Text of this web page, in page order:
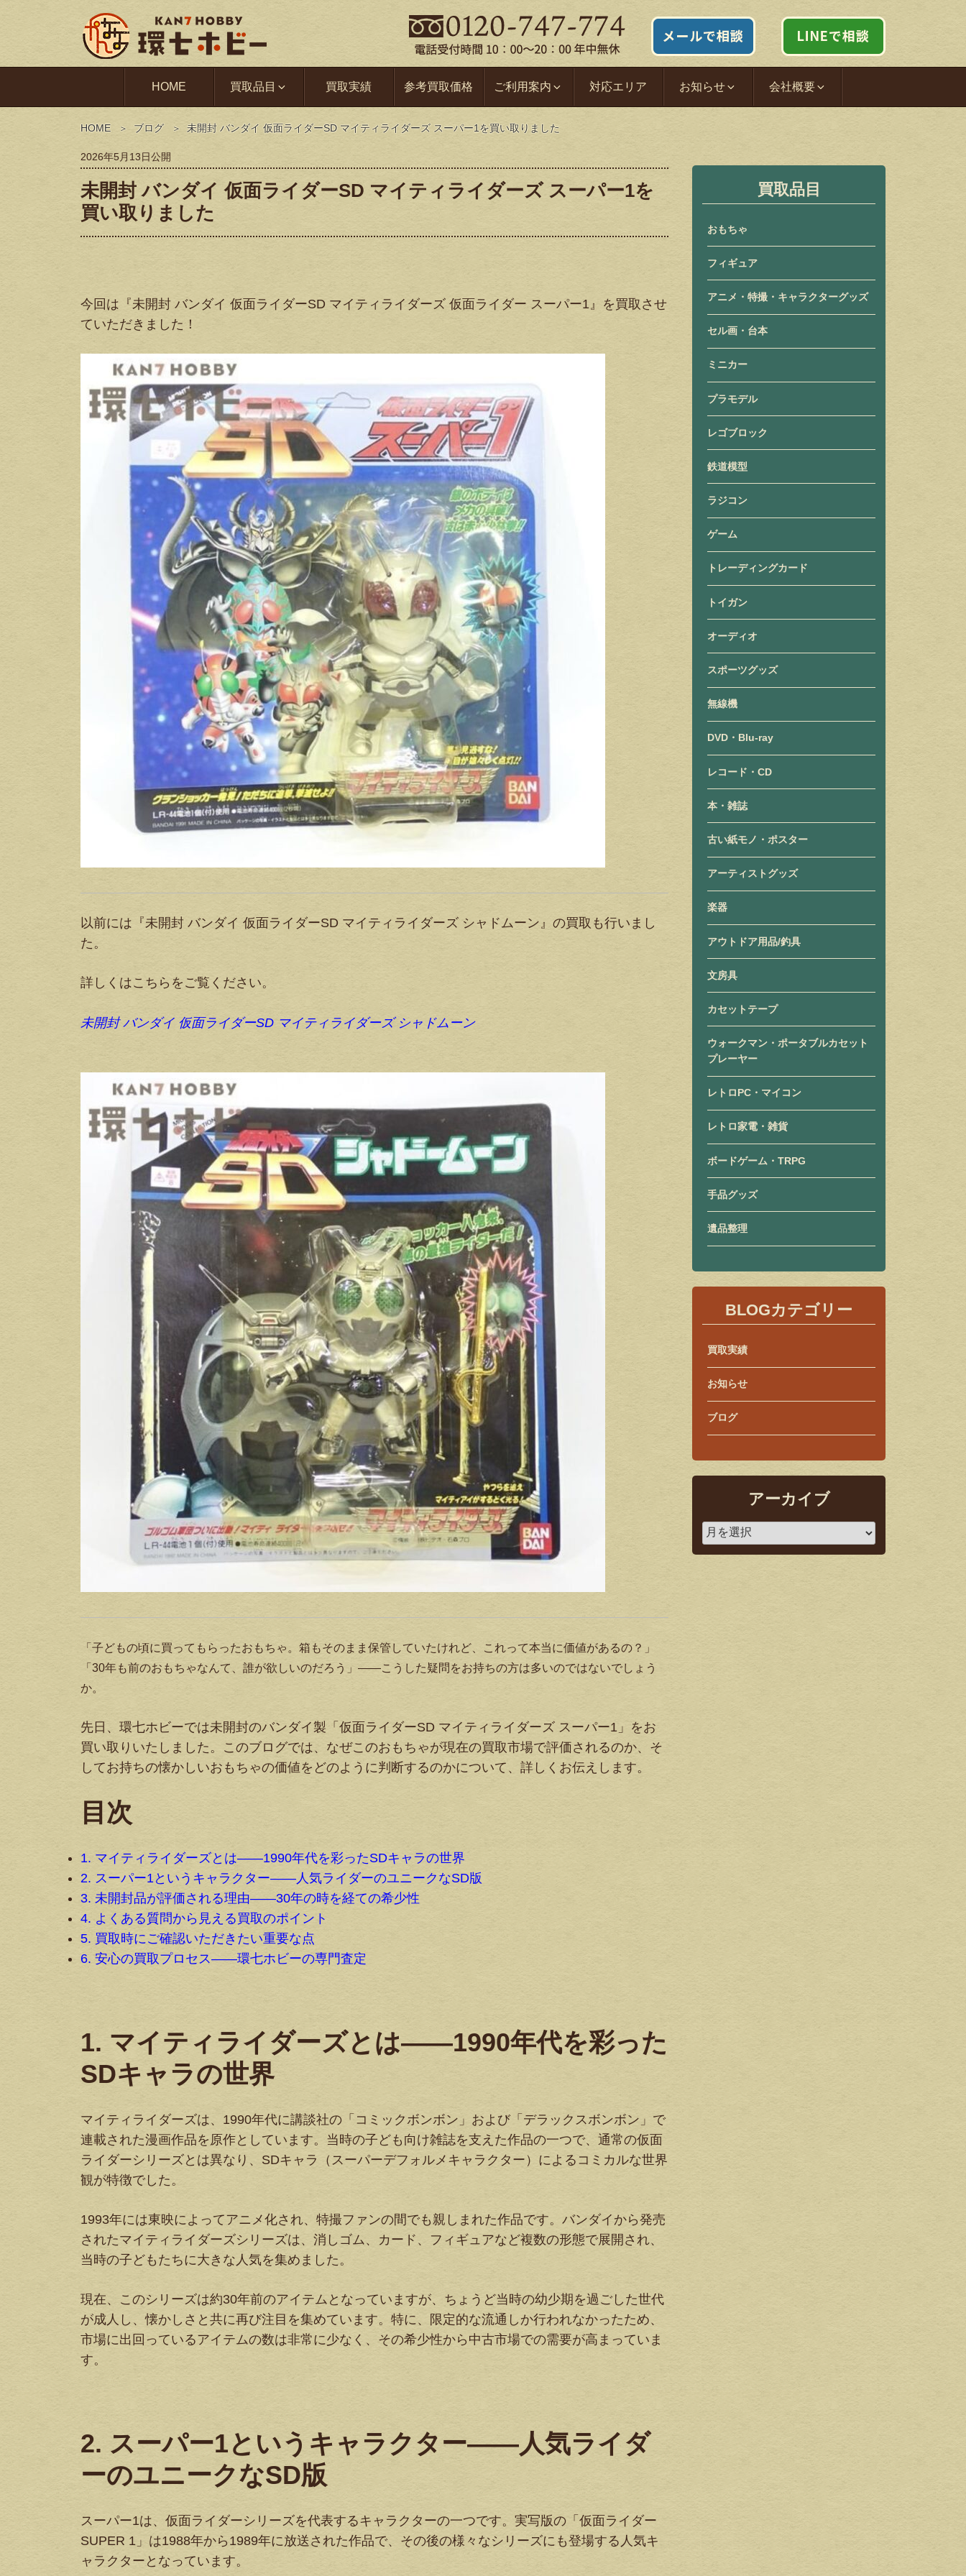
HOME 買取品目 買取実績 参考買取価格 ご利用案内 対応エリア お知らせ 会社概要
HOME ブログ 未開封 バンダイ 仮面ライダーSD マイティライダーズ スーパー1を買い取りました
2026年5月13日公開
未開封 バンダイ 仮面ライダーSD マイティライダーズ スーパー1を
買い取りました
今回は『未開封 バンダイ 仮面ライダーSD マイティライダーズ 仮面ライダー スーパー1』を買取させ
ていただきました！
以前には『未開封 バンダイ 仮面ライダーSD マイティライダーズ シャドムーン』の買取も行いまし
た。
詳しくはこちらをご覧ください。
未開封 バンダイ 仮面ライダーSD マイティライダーズ シャドムーン
「子どもの頃に買ってもらったおもちゃ。箱もそのまま保管していたけれど、これって本当に価値があるの？」
「30年も前のおもちゃなんて、誰が欲しいのだろう」——こうした疑問をお持ちの方は多いのではないでしょう
か。
先日、環七ホビーでは未開封のバンダイ製「仮面ライダーSD マイティライダーズ スーパー1」をお
買い取りいたしました。このブログでは、なぜこのおもちゃが現在の買取市場で評価されるのか、そ
してお持ちの懐かしいおもちゃの価値をどのように判断するのかについて、詳しくお伝えします。
目次
1. マイティライダーズとは——1990年代を彩ったSDキャラの世界
2. スーパー1というキャラクター——人気ライダーのユニークなSD版
3. 未開封品が評価される理由——30年の時を経ての希少性
4. よくある質問から見える買取のポイント
5. 買取時にご確認いただきたい重要な点
6. 安心の買取プロセス——環七ホビーの専門査定
1. マイティライダーズとは——1990年代を彩った
SDキャラの世界
マイティライダーズは、1990年代に講談社の「コミックボンボン」および「デラックスボンボン」で
連載された漫画作品を原作としています。当時の子ども向け雑誌を支えた作品の一つで、通常の仮面
ライダーシリーズとは異なり、SDキャラ（スーパーデフォルメキャラクター）によるコミカルな世界
観が特徴でした。
1993年には東映によってアニメ化され、特撮ファンの間でも親しまれた作品です。バンダイから発売
されたマイティライダーズシリーズは、消しゴム、カード、フィギュアなど複数の形態で展開され、
当時の子どもたちに大きな人気を集めました。
現在、このシリーズは約30年前のアイテムとなっていますが、ちょうど当時の幼少期を過ごした世代
が成人し、懐かしさと共に再び注目を集めています。特に、限定的な流通しか行われなかったため、
市場に出回っているアイテムの数は非常に少なく、その希少性から中古市場での需要が高まっていま
す。
2. スーパー1というキャラクター——人気ライダ
ーのユニークなSD版
スーパー1は、仮面ライダーシリーズを代表するキャラクターの一つです。実写版の「仮面ライダー
SUPER 1」は1988年から1989年に放送された作品で、その後の様々なシリーズにも登場する人気キ
ャラクターとなっています。
買取品目
おもちゃ
フィギュア
アニメ・特撮・キャラクターグッズ
セル画・台本
ミニカー
プラモデル
レゴブロック
鉄道模型
ラジコン
ゲーム
トレーディングカード
トイガン
オーディオ
スポーツグッズ
無線機
DVD・Blu-ray
レコード・CD
本・雑誌
古い紙モノ・ポスター
アーティストグッズ
楽器
アウトドア用品/釣具
文房具
カセットテープ
ウォークマン・ポータブルカセット
プレーヤー
レトロPC・マイコン
レトロ家電・雑貨
ボードゲーム・TRPG
手品グッズ
遺品整理
BLOGカテゴリー
買取実績
お知らせ
ブログ
アーカイブ